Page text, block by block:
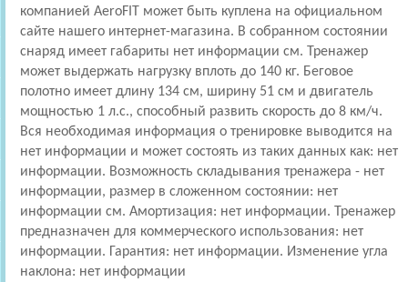
компанией AeroFIT может быть куплена на официальном
сайте нашего интернет-магазина. В собранном состоянии
снаряд имеет габариты нет информации см. Тренажер
может выдержать нагрузку вплоть до 140 кг. Беговое
полотно имеет длину 134 см, ширину 51 см и двигатель
мощностью 1 л.с., способный развить скорость до 8 км/ч.
Вся необходимая информация о тренировке выводится на
нет информации и может состоять из таких данных как: нет
информации. Возможность складывания тренажера - нет
информации, размер в сложенном состоянии: нет
информации см. Амортизация: нет информации. Тренажер
предназначен для коммерческого использования: нет
информации. Гарантия: нет информации. Изменение угла
наклона: нет информации